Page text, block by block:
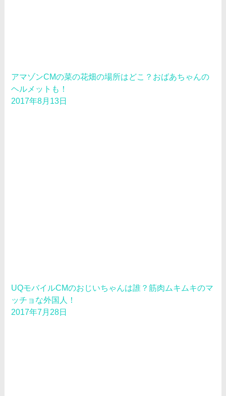
アマゾンCMの菜の花畑の場所はどこ？おばあちゃんの
ヘルメットも！
2017年8月13日
UQモバイルCMのおじいちゃんは誰？筋肉ムキムキのマ
ッチョな外国人！
2017年7月28日